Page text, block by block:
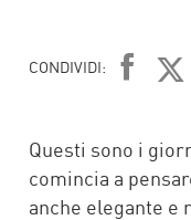
CONDIVIDI:
Questi sono i
comincia a
anche elegante e